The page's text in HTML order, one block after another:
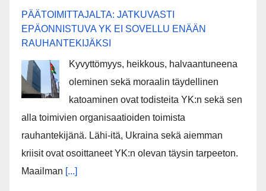
PÄÄTOIMITTAJALTA: JATKUVASTI
EPÄONNISTUVA YK EI SOVELLU ENÄÄN
RAUHANTEKIJÄKSI
Kyvyttömyys, heikkous, halvaantuneena
oleminen sekä moraalin täydellinen
katoaminen ovat todisteita YK:n sekä sen
alla toimivien organisaatioiden toimista
rauhantekijänä. Lähi-itä, Ukraina sekä aiemman
kriisit ovat osoittaneet YK:n olevan täysin tarpeeton.
Maailman [...]